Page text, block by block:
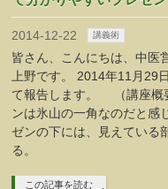
2014-12-22 講義術
皆さん、こんにちは、中医
上野です。 2014年11月29
て報告します。 （講座概
ンは氷山の一角なのだと感
ゼンの下には、見えている
る。
この記事を読む